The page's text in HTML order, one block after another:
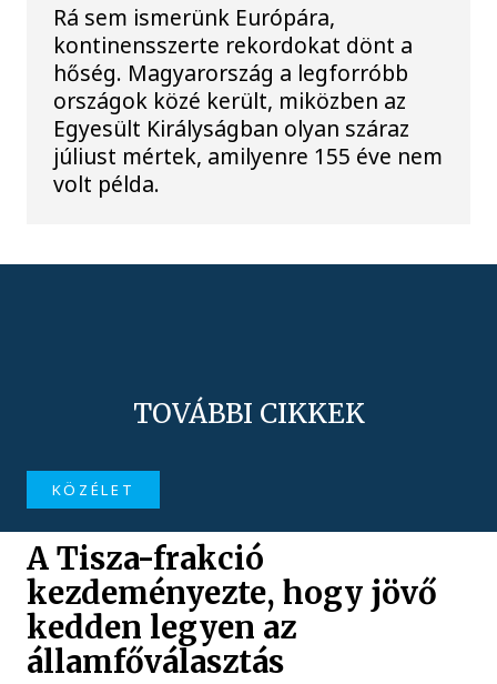
Rá sem ismerünk Európára,
kontinensszerte rekordokat dönt a
hőség. Magyarország a legforróbb
országok közé került, miközben az
Egyesült Királyságban olyan száraz
júliust mértek, amilyenre 155 éve nem
volt példa.
TOVÁBBI CIKKEK
KÖZÉLET
A Tisza-frakció
kezdeményezte, hogy jövő
kedden legyen az
államfőválasztás